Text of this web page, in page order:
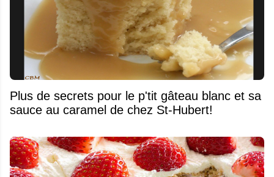
Plus de secrets pour le p'tit gâteau blanc et sa
sauce au caramel de chez St-Hubert!